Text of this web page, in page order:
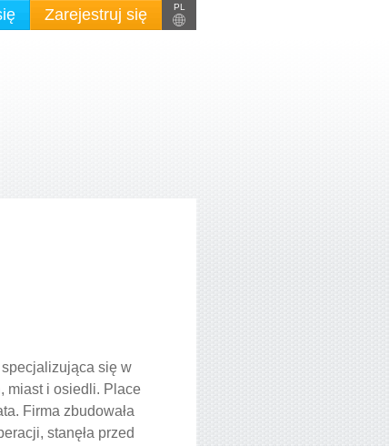
Zarejestruj się PL
się w
miast i osiedli. Place
Firma zbudowała
stanęła przed